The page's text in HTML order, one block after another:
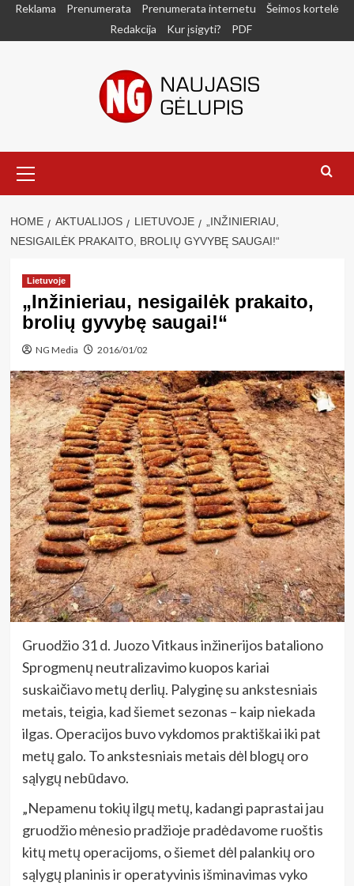
SkipReklama Prenumerata Prenumerata internetu
Šeimos kortelė
Redakcija
Kur įsigyti? PDF
Menu
HOME AKTUALIJOS LIETUVOJE
„INŽINIERIAU,
NESIGAILĖK PRAKAITO, BROLIŲ GYVYBĘ SAUGAI!“
Lietuvoje
„Inžinieriau, nesigailėk prakaito,
brolių gyvybę saugai!“
NG Media 2016/01/02
Gruodžio 31 d. Juozo Vitkaus inžinerijos bataliono
Sprogmenų neutralizavimo kuopos kariai
suskaičiavo metų derlių. Palyginę su ankstesniais
metais, teigia, kad šiemet sezonas – kaip niekada
ilgas. Operacijos buvo vykdomos praktiškai iki pat
metų galo. To ankstesniais metais dėl blogų oro
sąlygų nebūdavo.
„Nepamenu tokių ilgų metų, kadangi paprastai jau
gruodžio mėnesio pradžioje pradėdavome ruoštis
kitų metų operacijoms, o šiemet dėl palankių oro
sąlygų planinis ir operatyvinis išminavimas vyko